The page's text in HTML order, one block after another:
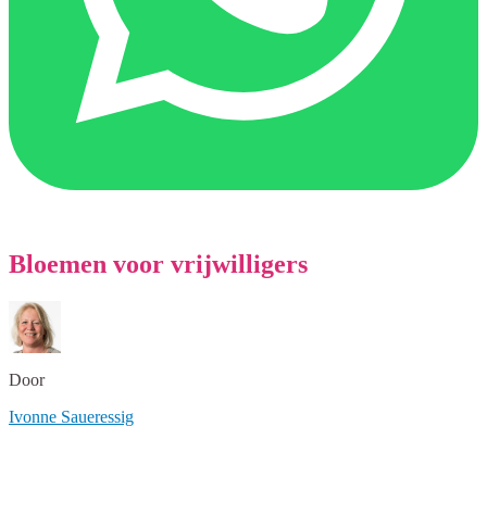
Bloemen voor vrijwilligers
Door
Ivonne Saueressig